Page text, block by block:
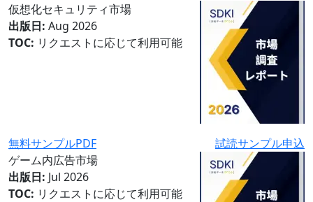
仮想化セキュリティ市場
出版日: Aug 2026
TOC: リクエストに応じて利用可能
無料サンプルPDF
試読サンプル申込
ゲーム内広告市場
出版日: Jul 2026
TOC: リクエストに応じて利用可能